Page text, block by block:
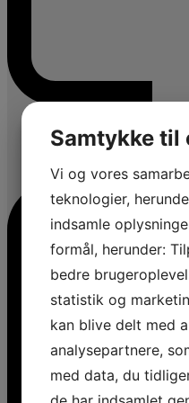
Samtykke til
Vi og vores
teknologier,
indsamle
formål, herunder:
bedre
statistik og
kan blive delt med
analysepartnere,
med data, du